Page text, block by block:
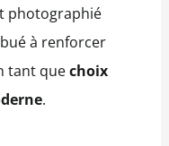
photographié
à renforcer
tant quechoix
.